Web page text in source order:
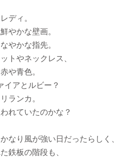
ディ。
やかな壁画。
やかな指先。
トやネックレス、
や青色。
イアとルビー？
ランカ。
れていたのかな？
なり風が強い日だったらしく、
鉄板の階段も、